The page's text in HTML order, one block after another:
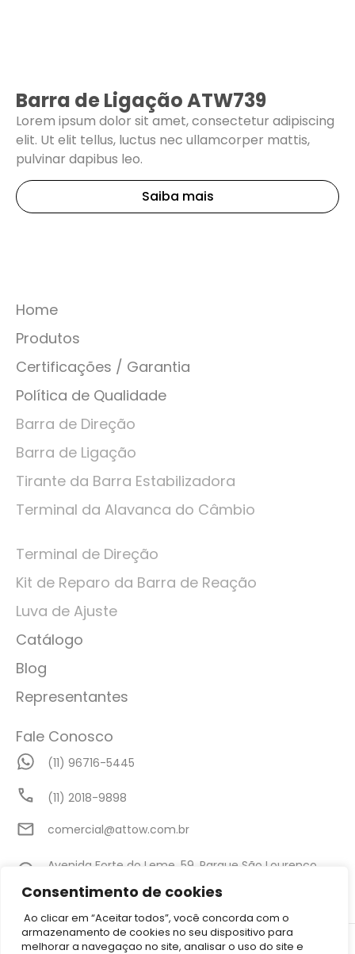
Consentimento de cookies
Ao clicar em “Aceitar todos”, você concorda com o
armazenamento de cookies no seu dispositivo para
melhorar a navegaçao no site, analisar o uso do site e
Barra de Ligação ATW739
Lorem ipsum dolor sit amet, consectetur adipiscing
elit. Ut elit tellus, luctus nec ullamcorper mattis,
pulvinar dapibus leo.
Saiba mais
Home
Produtos
Certificações / Garantia
Política de Qualidade
Barra de Direção
Barra de Ligação
Tirante da Barra Estabilizadora
Terminal da Alavanca do Câmbio
Terminal de Direção
Kit de Reparo da Barra de Reação
Luva de Ajuste
Catálogo
Blog
Representantes
Fale Conosco
(11) 96716-5445
(11) 2018-9898
comercial@attow.com.br
Avenida Forte do Leme, 59, Parque São Lourenço,
©2026 Attow – Todos Direitos Reservados | Avenida Forte do Leme,